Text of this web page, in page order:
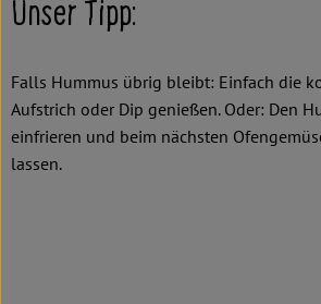
Unser Tipp:
Falls Hummus übrig bleibt: Einfach die
Aufstrich oder Dip genießen. Oder: Den
einfrieren und beim nächsten
lassen.